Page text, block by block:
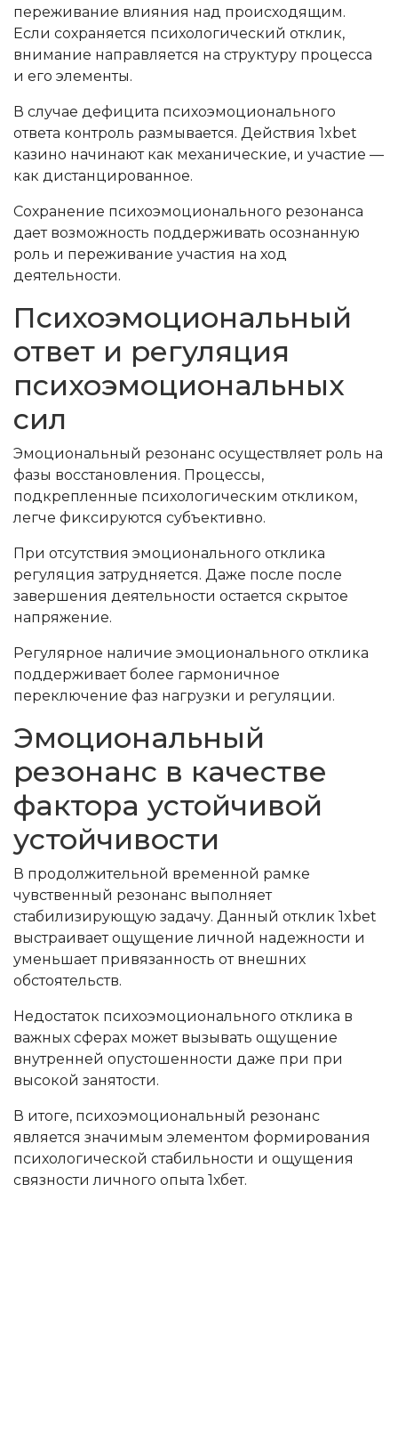
переживание влияния над происходящим.
Если сохраняется психологический отклик,
внимание направляется на структуру процесса
и его элементы.
В случае дефицита психоэмоционального
ответа контроль размывается. Действия 1xbet
казино начинают как механические, и участие —
как дистанцированное.
Сохранение психоэмоционального резонанса
дает возможность поддерживать осознанную
роль и переживание участия на ход
деятельности.
Психоэмоциональный
ответ и регуляция
психоэмоциональных
сил
Эмоциональный резонанс осуществляет роль на
фазы восстановления. Процессы,
подкрепленные психологическим откликом,
легче фиксируются субъективно.
При отсутствия эмоционального отклика
регуляция затрудняется. Даже после после
завершения деятельности остается скрытое
напряжение.
Регулярное наличие эмоционального отклика
поддерживает более гармоничное
переключение фаз нагрузки и регуляции.
Эмоциональный
резонанс в качестве
фактора устойчивой
устойчивости
В продолжительной временной рамке
чувственный резонанс выполняет
стабилизирующую задачу. Данный отклик 1xbet
выстраивает ощущение личной надежности и
уменьшает привязанность от внешних
обстоятельств.
Недостаток психоэмоционального отклика в
важных сферах может вызывать ощущение
внутренней опустошенности даже при при
высокой занятости.
В итоге, психоэмоциональный резонанс
является значимым элементом формирования
психологической стабильности и ощущения
связности личного опыта 1хбет.